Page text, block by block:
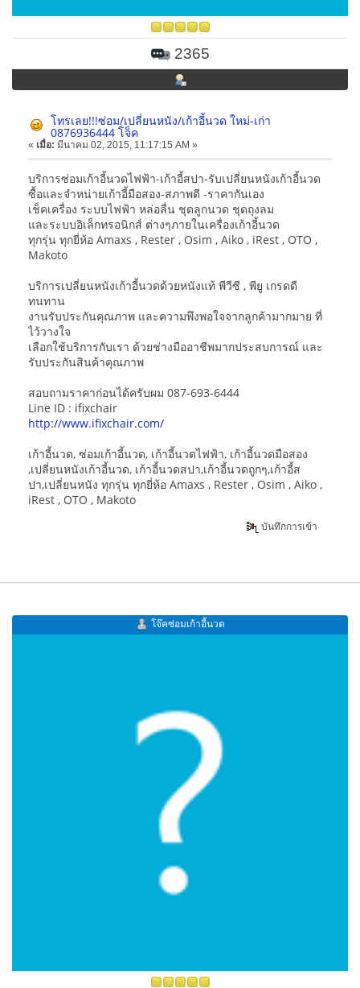
2365
โทรเลย!!!ซ่อม/เปลี่ยนหนัง/เก้าอี้นวด ใหม่-เก่า
0876936444 โจ็ค
« เมื่อ: มีนาคม 02, 2015, 11:17:15 AM »
บริการซ่อมเก้าอี้นวดไฟฟ้า-เก้าอี้สปา-รับเปลี่ยนหนังเก้าอี้นวด
ซื้อและจำหน่ายเก้าอี้มือสอง-สภาพดี -ราคากันเอง
เช็คเครื่อง ระบบไฟฟ้า หล่อลื่น ชุดลูกนวด ชุดถุงลม
และระบบอิเล็กทรอนิกส์ ต่างๆภายในเครื่องเก้าอี้นวด
ทุกรุ่น ทุกยี่ห้อ Amaxs , Rester , Osim , Aiko , iRest , OTO ,
Makoto
บริการเปลี่ยนหนังเก้าอี้นวดด้วยหนังแท้ พีวีซี , พียู เกรดดี
ทนทาน
งานรับประกันคุณภาพ และความพึงพอใจจากลูกค้ามากมาย ที่
ไว้วางใจ
เลือกใช้บริการกับเรา ด้วยช่างมืออาชีพมากประสบการณ์ และ
รับประกันสินค้าคุณภาพ
สอบถามราคาก่อนได้ครับผม 087-693-6444
Line ID : ifixchair
http://www.ifixchair.com/
เก้าอี้นวด, ซ่อมเก้าอี้นวด, เก้าอี้นวดไฟฟ้า, เก้าอี้นวดมือสอง
,เปลี่ยนหนังเก้าอี้นวด, เก้าอี้นวดสปา,เก้าอี้นวดถูกๆ,เก้าอี้ส
ปา,เปลี่ยนหนัง ทุกรุ่น ทุกยี่ห้อ Amaxs , Rester , Osim , Aiko ,
iRest , OTO , Makoto
บันทึกการเข้า
โจ๊คซ่อมเก้าอี้นวด